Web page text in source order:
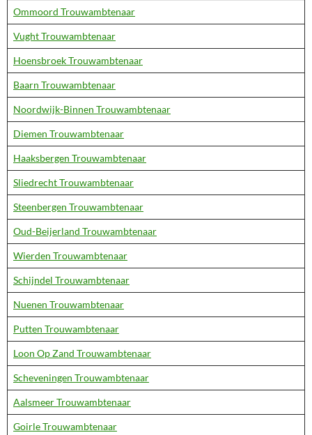
Ommoord Trouwambtenaar
Vught Trouwambtenaar
Hoensbroek Trouwambtenaar
Baarn Trouwambtenaar
Noordwijk-Binnen Trouwambtenaar
Diemen Trouwambtenaar
Haaksbergen Trouwambtenaar
Sliedrecht Trouwambtenaar
Steenbergen Trouwambtenaar
Oud-Beijerland Trouwambtenaar
Wierden Trouwambtenaar
Schijndel Trouwambtenaar
Nuenen Trouwambtenaar
Putten Trouwambtenaar
Loon Op Zand Trouwambtenaar
Scheveningen Trouwambtenaar
Aalsmeer Trouwambtenaar
Goirle Trouwambtenaar